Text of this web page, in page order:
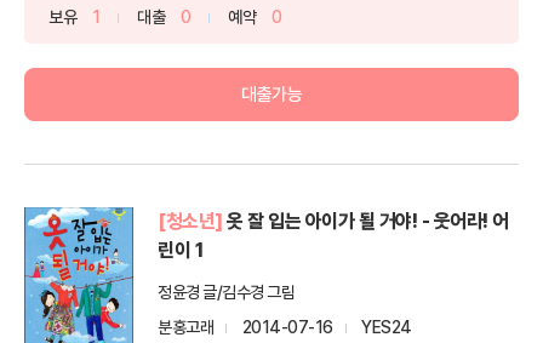
보유 1 대출 0 예약 0
대출가능
[청소년] 옷 잘 입는 아이가 될 거야! - 웃어라! 어
린이 1
정윤경 글/김수경 그림
분홍고래
2014-07-16
YES24